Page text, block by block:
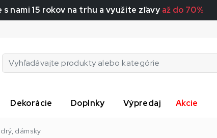
s nami 15 rokov na trhu a využite zľavy až do 70%
Dekorácie Doplnky Výpredaj Akcie
dámsky